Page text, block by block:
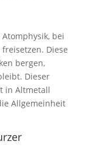
bei
Diese
bergen,
Dieser
in Altmetall
Allgemeinheit